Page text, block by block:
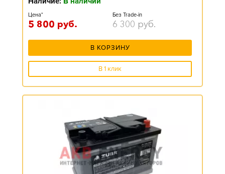
Цена*
5 800 руб.
Без Trade-in
6 300 руб.
В КОРЗИНУ
В 1 клик